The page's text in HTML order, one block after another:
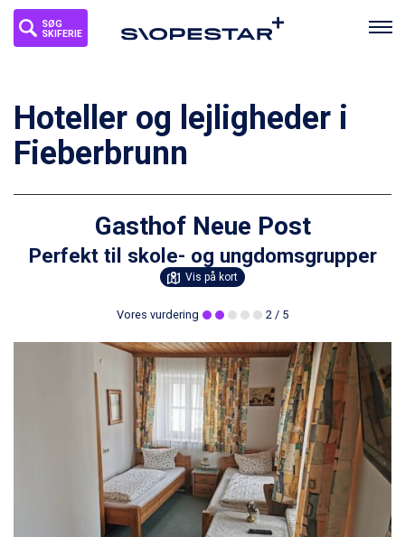
SØG
SKIFERIE
Hoteller og lejligheder i
Fieberbrunn
Gasthof Neue Post
Perfekt til skole- og ungdomsgrupper
Vis på kort
Vores vurdering 2 / 5